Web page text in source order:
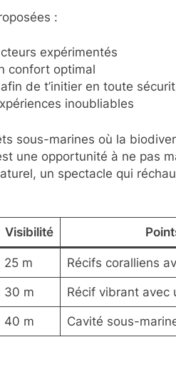
:
expérimentés
confort optimal
de t’initier en toute
inoubliables
sous-marines où la
une opportunité à ne pas
un spectacle qui
Visibilité
25 m Récifs coralliens
30 m Récif vibrant avec
40 m Cavité sous-